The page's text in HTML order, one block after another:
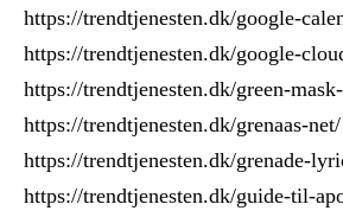
https://trendtjenesten.dk/google-
https://trendtjenesten.dk/google-
https://trendtjenesten.dk/green-
https://trendtjenesten.dk/grenaas-net/
https://trendtjenesten.dk/grenade-
https://trendtjenesten.dk/guide-til-